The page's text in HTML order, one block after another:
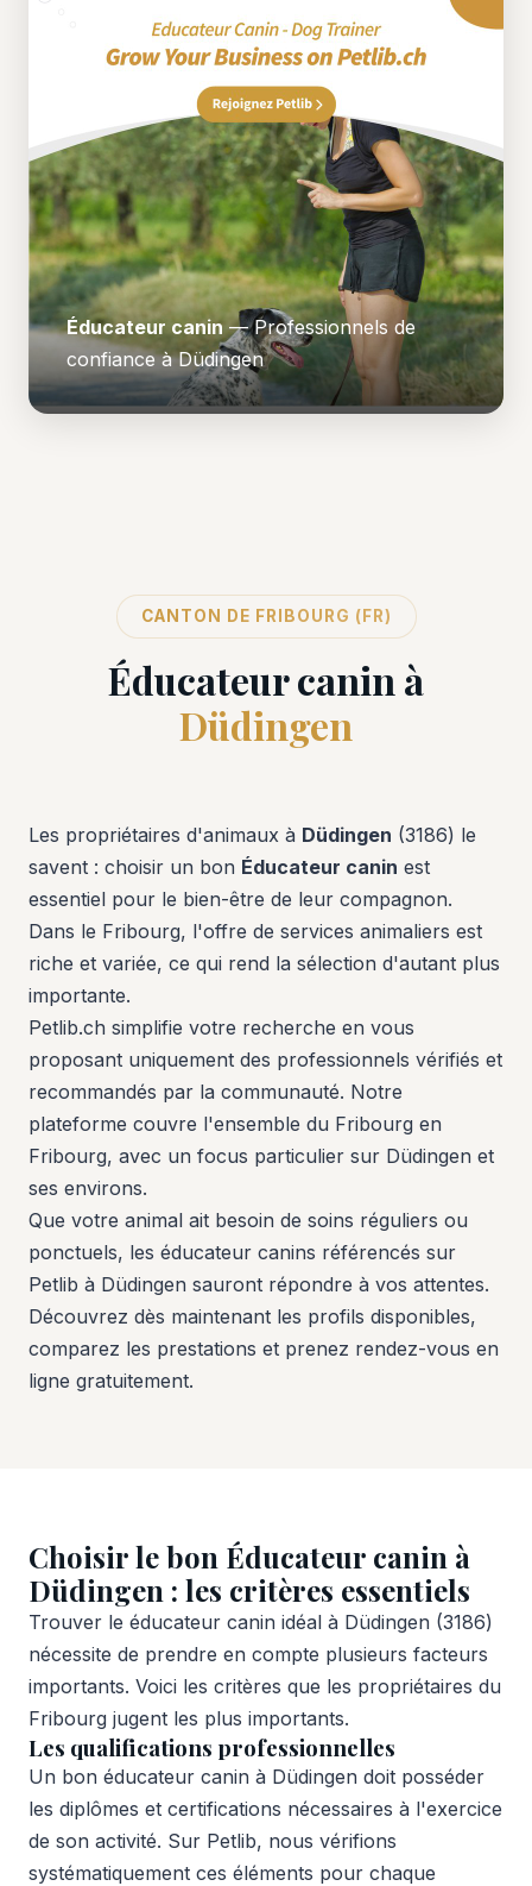
Éducateur canin — Professionnels de
confiance à Düdingen
CANTON DE FRIBOURG (FR)
Éducateur canin à
Düdingen
Les propriétaires d'animaux à Düdingen (3186) le
savent : choisir un bon Éducateur canin est
essentiel pour le bien-être de leur compagnon.
Dans le Fribourg, l'offre de services animaliers est
riche et variée, ce qui rend la sélection d'autant plus
importante.
Petlib.ch simplifie votre recherche en vous
proposant uniquement des professionnels vérifiés et
recommandés par la communauté. Notre
plateforme couvre l'ensemble du Fribourg en
Fribourg, avec un focus particulier sur Düdingen et
ses environs.
Que votre animal ait besoin de soins réguliers ou
ponctuels, les éducateur canins référencés sur
Petlib à Düdingen sauront répondre à vos attentes.
Découvrez dès maintenant les profils disponibles,
comparez les prestations et prenez rendez-vous en
ligne gratuitement.
Choisir le bon Éducateur canin à
Düdingen : les critères essentiels
Trouver le éducateur canin idéal à Düdingen (3186)
nécessite de prendre en compte plusieurs facteurs
importants. Voici les critères que les propriétaires du
Fribourg jugent les plus importants.
Les qualifications professionnelles
Un bon éducateur canin à Düdingen doit posséder
les diplômes et certifications nécessaires à l'exercice
de son activité. Sur Petlib, nous vérifions
systématiquement ces éléments pour chaque